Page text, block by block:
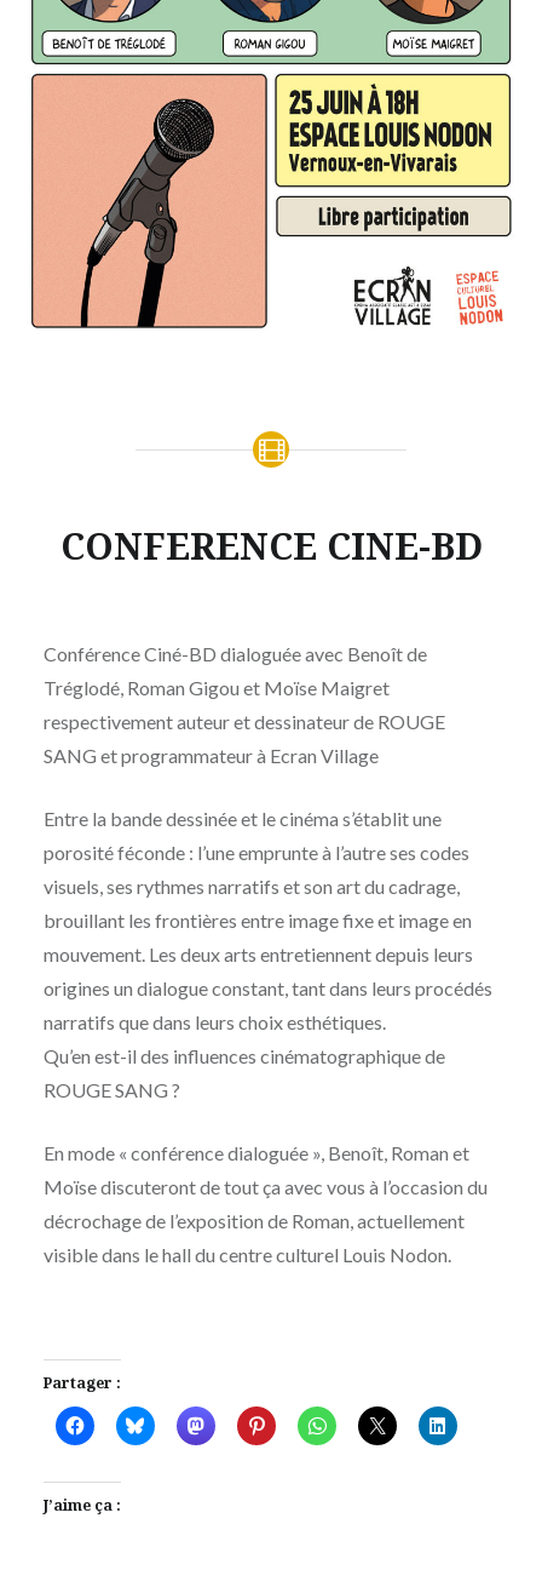
CONFERENCE CINE-BD
Conférence Ciné-BD dialoguée avec Benoît de
Tréglodé, Roman Gigou et Moïse Maigret
respectivement auteur et dessinateur de ROUGE
SANG et programmateur à Ecran Village
Entre la bande dessinée et le cinéma s’établit une
porosité féconde : l’une emprunte à l’autre ses codes
visuels, ses rythmes narratifs et son art du cadrage,
brouillant les frontières entre image fixe et image en
mouvement. Les deux arts entretiennent depuis leurs
origines un dialogue constant, tant dans leurs procédés
narratifs que dans leurs choix esthétiques.
Qu’en est-il des influences cinématographique de
ROUGE SANG ?
En mode « conférence dialoguée », Benoît, Roman et
Moïse discuteront de tout ça avec vous à l’occasion du
décrochage de l’exposition de Roman, actuellement
visible dans le hall du centre culturel Louis Nodon.
Partager :
J’aime ça :